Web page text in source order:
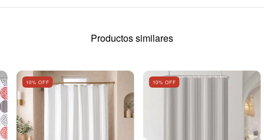
Productos similares
10% OFF 10% OFF